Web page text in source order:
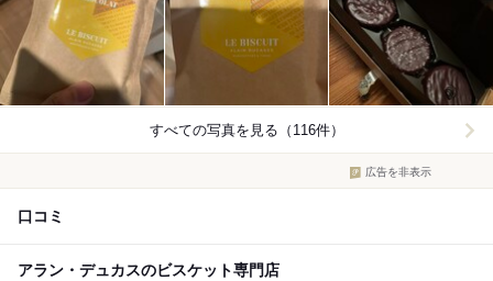
すべての写真を見る（116件）
広告を非表示
口コミ
アラン・デュカスのビスケット専門店